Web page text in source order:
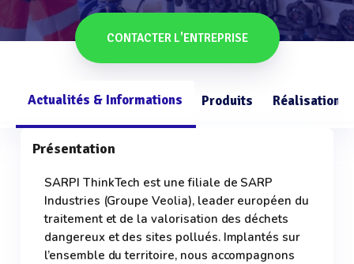
CONTACTER L'ENTREPRISE
Actualités & Informations Produits Réalisations
Présentation
SARPI ThinkTech est une filiale de SARP
Industries (Groupe Veolia), leader européen du
traitement et de la valorisation des déchets
dangereux et des sites pollués. Implantés sur
l’ensemble du territoire, nous accompagnons